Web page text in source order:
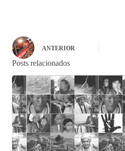
ANTERIOR
Posts relacionados